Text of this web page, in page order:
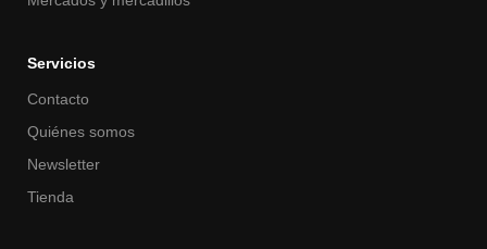
Servicios
Contacto
Quiénes somos
Newsletter
Tienda